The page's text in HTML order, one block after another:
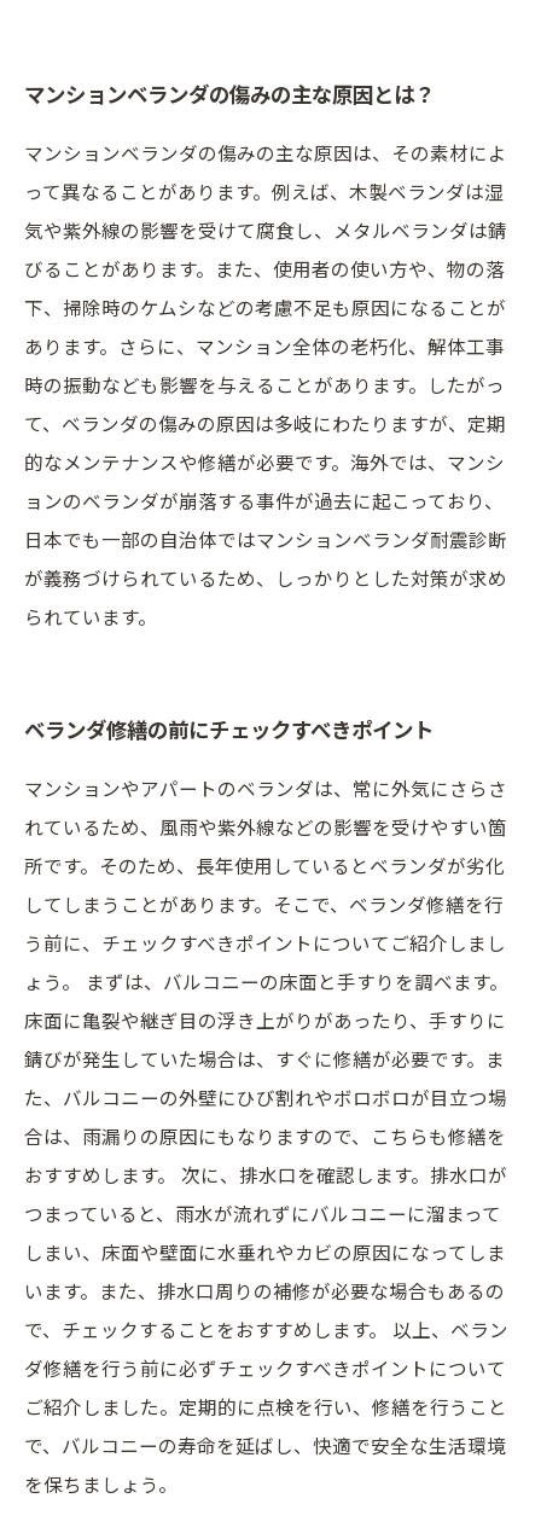
マンションベランダの傷みの主な原因とは？
マンションベランダの傷みの主な原因は、その素材によ
って異なることがあります。例えば、木製ベランダは湿
気や紫外線の影響を受けて腐食し、メタルベランダは錆
びることがあります。また、使用者の使い方や、物の落
下、掃除時のケムシなどの考慮不足も原因になることが
あります。さらに、マンション全体の老朽化、解体工事
時の振動なども影響を与えることがあります。したがっ
て、ベランダの傷みの原因は多岐にわたりますが、定期
的なメンテナンスや修繕が必要です。海外では、マンシ
ョンのベランダが崩落する事件が過去に起こっており、
日本でも一部の自治体ではマンションベランダ耐震診断
が義務づけられているため、しっかりとした対策が求め
られています。
ベランダ修繕の前にチェックすべきポイント
マンションやアパートのベランダは、常に外気にさらさ
れているため、風雨や紫外線などの影響を受けやすい箇
所です。そのため、長年使用しているとベランダが劣化
してしまうことがあります。そこで、ベランダ修繕を行
う前に、チェックすべきポイントについてご紹介しまし
ょう。 まずは、バルコニーの床面と手すりを調べます。
床面に亀裂や継ぎ目の浮き上がりがあったり、手すりに
錆びが発生していた場合は、すぐに修繕が必要です。ま
た、バルコニーの外壁にひび割れやボロボロが目立つ場
合は、雨漏りの原因にもなりますので、こちらも修繕を
おすすめします。 次に、排水口を確認します。排水口が
つまっていると、雨水が流れずにバルコニーに溜まって
しまい、床面や壁面に水垂れやカビの原因になってしま
います。また、排水口周りの補修が必要な場合もあるの
で、チェックすることをおすすめします。 以上、ベラン
ダ修繕を行う前に必ずチェックすべきポイントについて
ご紹介しました。定期的に点検を行い、修繕を行うこと
で、バルコニーの寿命を延ばし、快適で安全な生活環境
を保ちましょう。